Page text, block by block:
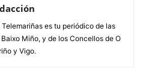
es tu periódico de las
Miño, y de los Concellos de O
y Vigo.